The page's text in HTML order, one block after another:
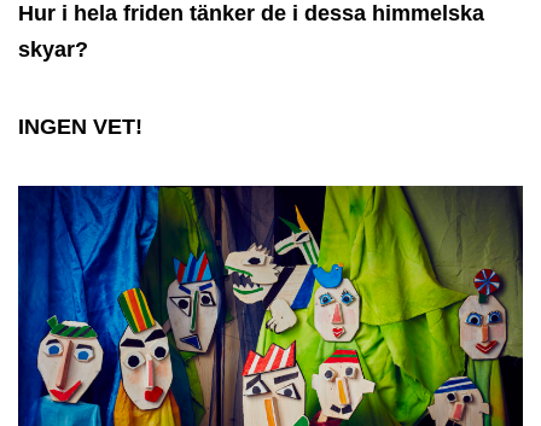
Hur i hela friden tänker de i dessa himmelska
skyar?
INGEN VET!